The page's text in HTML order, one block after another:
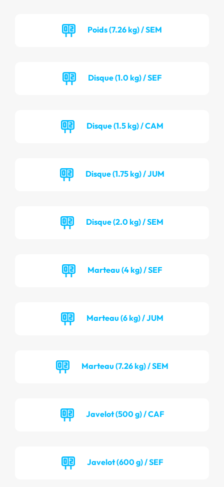
Poids (7.26 kg) / SEM
Disque (1.0 kg) / SEF
Disque (1.5 kg) / CAM
Disque (1.75 kg) / JUM
Disque (2.0 kg) / SEM
Marteau (4 kg) / SEF
Marteau (6 kg) / JUM
Marteau (7.26 kg) / SEM
Javelot (500 g) / CAF
Javelot (600 g) / SEF